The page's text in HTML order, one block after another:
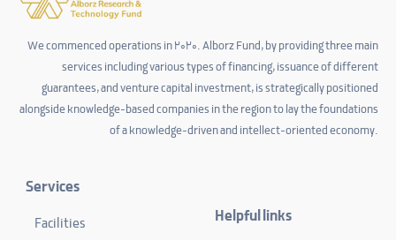
We commenced operations in 2020. Alborz Fund, by providing three main
services including various types of financing, issuance of different
guarantees, and venture capital investment, is strategically positioned
alongside knowledge-based companies in the region to lay the foundations
of a knowledge-driven and intellect-oriented economy.
Services
Facilities
Helpful links